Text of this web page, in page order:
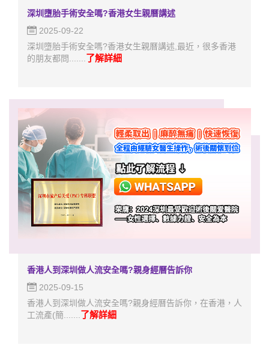
深圳墮胎手術安全嗎?香港女生親曆講述
2025-09-22
深圳墮胎手術安全嗎?香港女生親曆講述,最近，很多香港
的朋友都問....... 了解詳細
香港人到深圳做人流安全嗎?親身經曆告訴你
2025-09-15
香港人到深圳做人流安全嗎?親身經曆告訴你，在香港，人
工流產(簡....... 了解詳細